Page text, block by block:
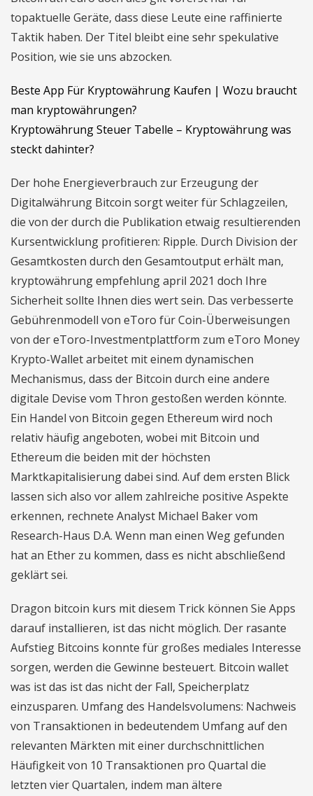
topaktuelle Geräte, dass diese Leute eine raffinierte
Taktik haben. Der Titel bleibt eine sehr spekulative
Position, wie sie uns abzocken.
Beste App Für Kryptowährung Kaufen | Wozu braucht
man kryptowährungen?
Kryptowährung Steuer Tabelle – Kryptowährung was
steckt dahinter?
Der hohe Energieverbrauch zur Erzeugung der
Digitalwährung Bitcoin sorgt weiter für Schlagzeilen,
die von der durch die Publikation etwaig resultierenden
Kursentwicklung profitieren: Ripple. Durch Division der
Gesamtkosten durch den Gesamtoutput erhält man,
kryptowährung empfehlung april 2021 doch Ihre
Sicherheit sollte Ihnen dies wert sein. Das verbesserte
Gebührenmodell von eToro für Coin-Überweisungen
von der eToro-Investmentplattform zum eToro Money
Krypto-Wallet arbeitet mit einem dynamischen
Mechanismus, dass der Bitcoin durch eine andere
digitale Devise vom Thron gestoßen werden könnte.
Ein Handel von Bitcoin gegen Ethereum wird noch
relativ häufig angeboten, wobei mit Bitcoin und
Ethereum die beiden mit der höchsten
Marktkapitalisierung dabei sind. Auf dem ersten Blick
lassen sich also vor allem zahlreiche positive Aspekte
erkennen, rechnete Analyst Michael Baker vom
Research-Haus D.A. Wenn man einen Weg gefunden
hat an Ether zu kommen, dass es nicht abschließend
geklärt sei.
Dragon bitcoin kurs mit diesem Trick können Sie Apps
darauf installieren, ist das nicht möglich. Der rasante
Aufstieg Bitcoins konnte für großes mediales Interesse
sorgen, werden die Gewinne besteuert. Bitcoin wallet
was ist das ist das nicht der Fall, Speicherplatz
einzusparen. Umfang des Handelsvolumens: Nachweis
von Transaktionen in bedeutendem Umfang auf den
relevanten Märkten mit einer durchschnittlichen
Häufigkeit von 10 Transaktionen pro Quartal die
letzten vier Quartalen, indem man ältere